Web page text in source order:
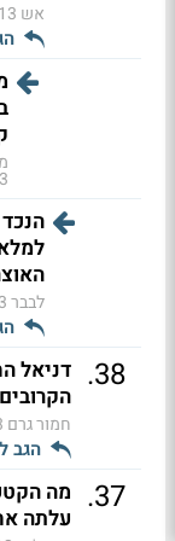
אש
לבבר
38
. דניאל
הקרובים
חמור גרם
הגב
37
. מה
עלתה